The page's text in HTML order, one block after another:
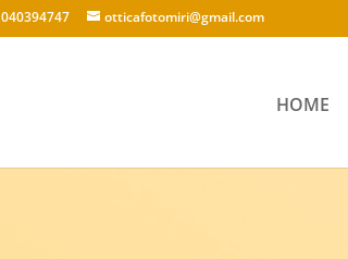
040394747 otticafotomiri@gmail.com
HOME